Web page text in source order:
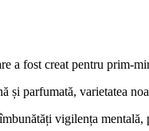
a fost creat pentru prim-
și parfumată, varietatea
vigilența